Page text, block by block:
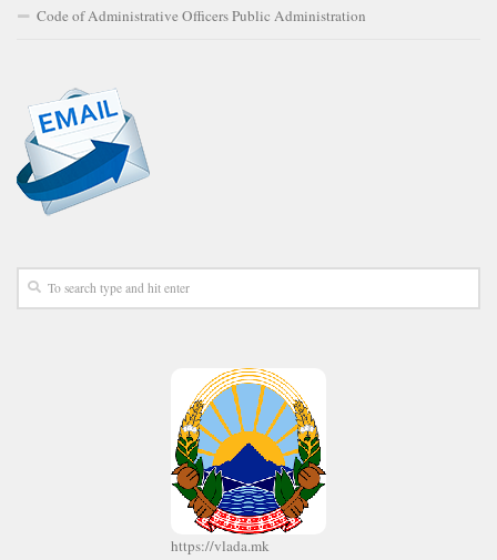
Code of Administrative Officers Public Administration
https://vlada.mk